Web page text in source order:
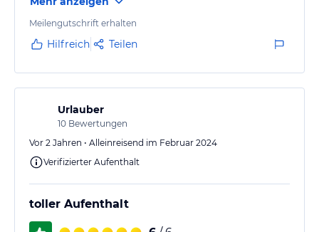
Meilengutschrift erhalten
Hilfreich Teilen
Urlauber
10 Bewertungen
Vor 2 Jahren • Alleinreisend im Februar 2024
Verifizierter Aufenthalt
toller Aufenthalt